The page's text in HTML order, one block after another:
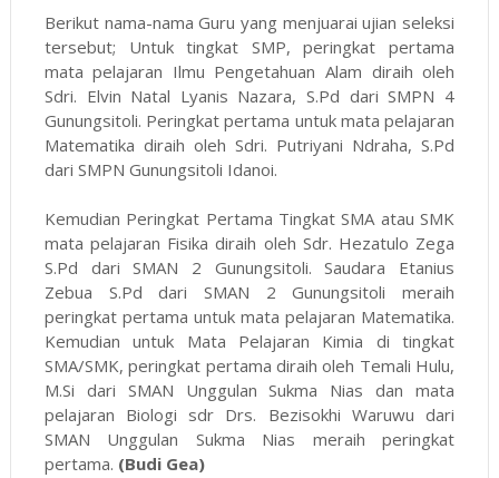
Berikut nama-nama Guru yang menjuarai ujian seleksi
tersebut; Untuk tingkat SMP, peringkat pertama
mata pelajaran Ilmu Pengetahuan Alam diraih oleh
Sdri. Elvin Natal Lyanis Nazara, S.Pd dari SMPN 4
Gunungsitoli. Peringkat pertama untuk mata pelajaran
Matematika diraih oleh Sdri. Putriyani Ndraha, S.Pd
dari SMPN Gunungsitoli Idanoi.
Kemudian Peringkat Pertama Tingkat SMA atau SMK
mata pelajaran Fisika diraih oleh Sdr. Hezatulo Zega
S.Pd dari SMAN 2 Gunungsitoli. Saudara Etanius
Zebua S.Pd dari SMAN 2 Gunungsitoli meraih
peringkat pertama untuk mata pelajaran Matematika.
Kemudian untuk Mata Pelajaran Kimia di tingkat
SMA/SMK, peringkat pertama diraih oleh Temali Hulu,
M.Si dari SMAN Unggulan Sukma Nias dan mata
pelajaran Biologi sdr Drs. Bezisokhi Waruwu dari
SMAN Unggulan Sukma Nias meraih peringkat
pertama. (Budi Gea)